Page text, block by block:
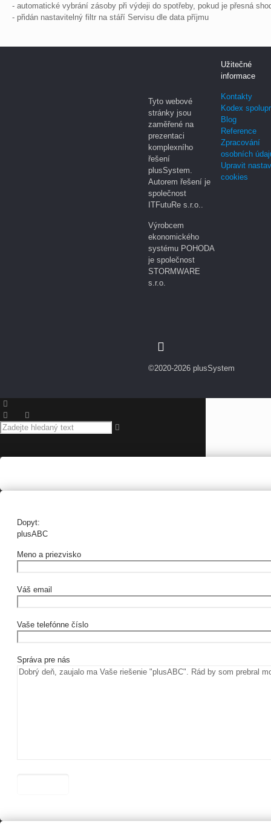
- automatické vybrání zásoby při výdeji do spotřeby, pokud je přesná
- přidán nastavitelný filtr na stáří Servisu dle data příjmu
Tyto webové
stránky jsou
zaměřené na
prezentaci
komplexního
řešení
plusSystem.
Autorem řešení je
společnost
ITFutuRe s.r.o..
Výrobcem
ekonomického
systému POHODA
je společnost
STORMWARE
s.r.o.
Užitečné
informace
Kontakty
Kodex
Blog
Reference
Zpracování
osobních
Upravit
cookies
©2020-2026 plusSystem
Dopyt:
plusABC
Meno a priezvisko
Váš email
Vaše telefónne číslo
Správa pre nás